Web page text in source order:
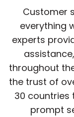
Customer
everything
experts
throughout
the trust of
30 countries
prompt